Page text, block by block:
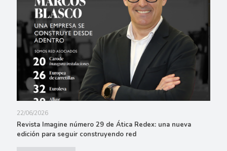
22/06/2026
Revista Imagine número 29 de Ática Redex: una nueva
edición para seguir construyendo red